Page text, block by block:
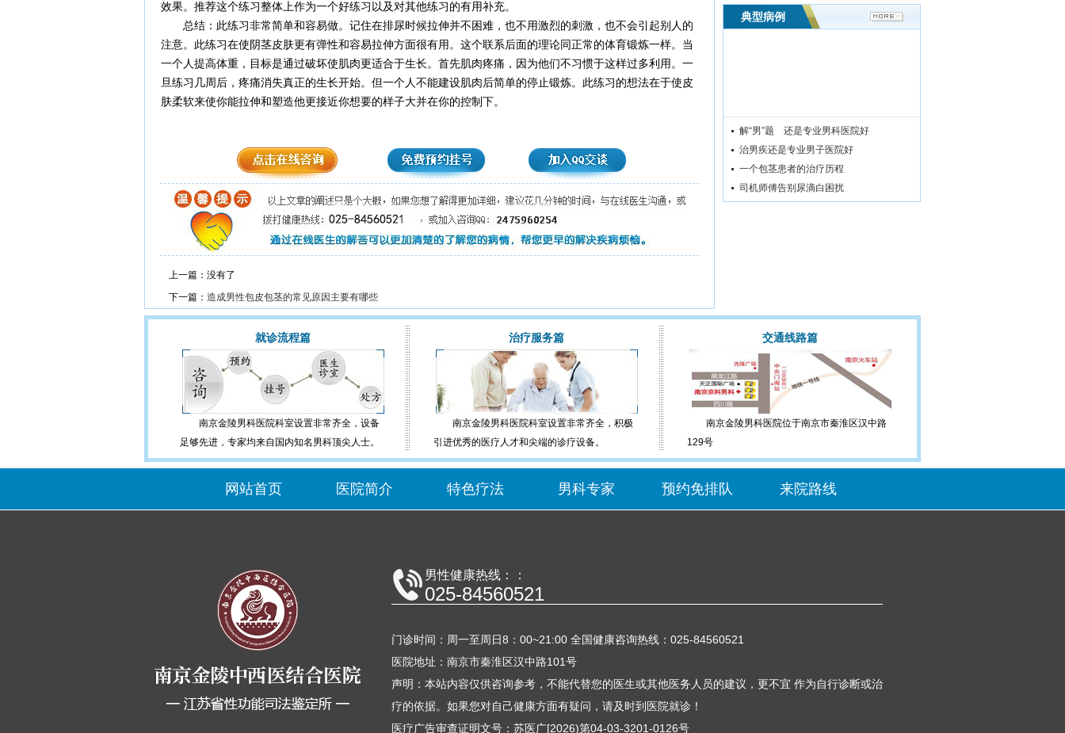
效果。推荐这个练习整体上作为一个好练习以及对其他练习的有用补充。
总结：此练习非常简单和容易做。记住在排尿时候拉伸并不困难，也不用激烈的刺激，也不会引起别人的
注意。此练习在使阴茎皮肤更有弹性和容易拉伸方面很有用。这个联系后面的理论同正常的体育锻炼一样。当
一个人提高体重，目标是通过破坏使肌肉更适合于生长。首先肌肉疼痛，因为他们不习惯于这样过多利用。一
旦练习几周后，疼痛消失真正的生长开始。但一个人不能建设肌肉后简单的停止锻炼。此练习的想法在于使皮
肤柔软来使你能拉伸和塑造他更接近你想要的样子大并在你的控制下。
上一篇：没有了
下一篇： 造成男性包皮包茎的常见原因主要有哪些
典型病例
解“男”题 还是专业男科医院好
治男疾还是专业男子医院好
一个包茎患者的治疗历程
司机师傅告别尿滴白困扰
就诊流程篇
南京金陵男科医院科室设置非常齐全，设备
足够先进，专家均来自国内知名男科顶尖人士。
治疗服务篇
南京金陵男科医院科室设置非常齐全，积极
引进优秀的医疗人才和尖端的诊疗设备。
交通线路篇
南京金陵男科医院位于南京市秦淮区汉中路
129号
网站首页 医院简介 特色疗法 男科专家 预约免排队 来院路线
男性健康热线：：
025-84560521
门诊时间：周一至周日8：00~21:00 全国健康咨询热线：025-84560521
医院地址：南京市秦淮区汉中路101号
声明：本站内容仅供咨询参考，不能代替您的医生或其他医务人员的建议，更不宜 作为自行诊断或治
疗的依据。如果您对自己健康方面有疑问，请及时到医院就诊！
医疗广告审查证明文号：苏医广[2026)第04-03-3201-0126号